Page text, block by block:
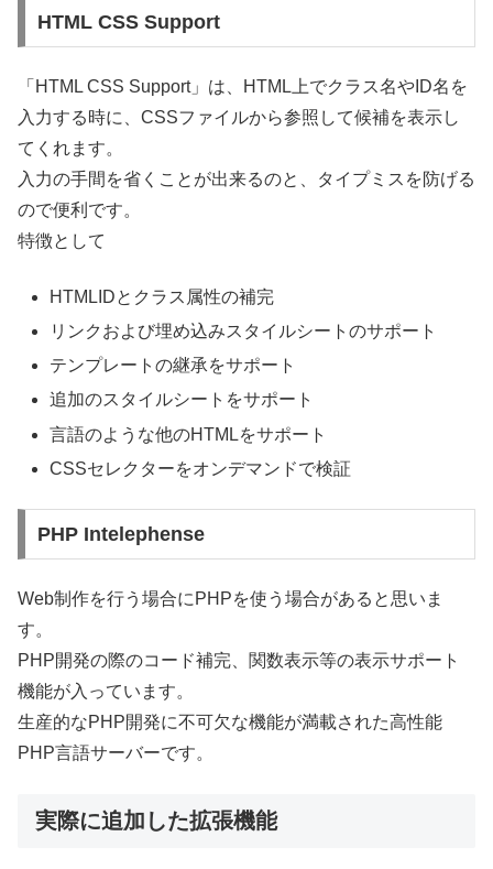
HTML CSS Support
「HTML CSS Support」は、HTML上でクラス名やID名を
入力する時に、CSSファイルから参照して候補を表示し
てくれます。
入力の手間を省くことが出来るのと、タイプミスを防げる
ので便利です。
特徴として
HTMLIDとクラス属性の補完
リンクおよび埋め込みスタイルシートのサポート
テンプレートの継承をサポート
追加のスタイルシートをサポート
言語のような他のHTMLをサポート
CSSセレクターをオンデマンドで検証
PHP Intelephense
Web制作を行う場合にPHPを使う場合があると思いま
す。
PHP開発の際のコード補完、関数表示等の表示サポート
機能が入っています。
生産的なPHP開発に不可欠な機能が満載された高性能
PHP言語サーバーです。
実際に追加した拡張機能